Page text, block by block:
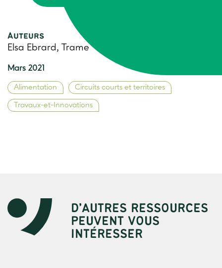
Auteurs
Elsa Ebrard, Trame
Mars 2021
Alimentation Circuits courts et territoires
Travaux-et-Innovations
D’AUTRES RESSOURCES
PEUVENT VOUS
INTÉRESSER